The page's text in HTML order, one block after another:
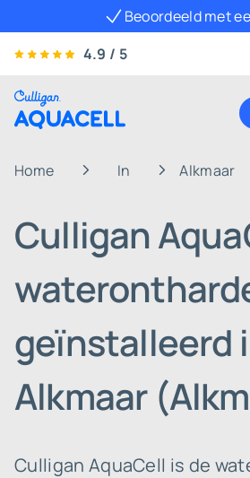
Beoordeeld met
4.9 / 5
Home In Alkmaar
Culligan
geïnstalleerd
Alkmaar
Culligan AquaCell is de